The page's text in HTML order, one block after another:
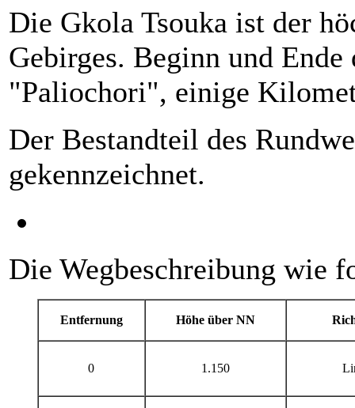
Die Gkola Tsouka ist der
Gebirges. Beginn und
"Paliochori", einige
Der Bestandteil des
gekennzeichnet.
Die Wegbeschreibung wie
Entfernung Höhe über NN
0 1.150